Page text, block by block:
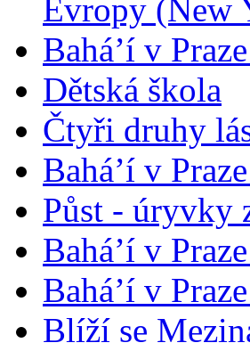
Evropy (New
Bahá’í v
Dětská škola
Čtyři druhy
Bahá’í v
Půst - úryvky
Bahá’í v
Bahá’í v
Blíží se